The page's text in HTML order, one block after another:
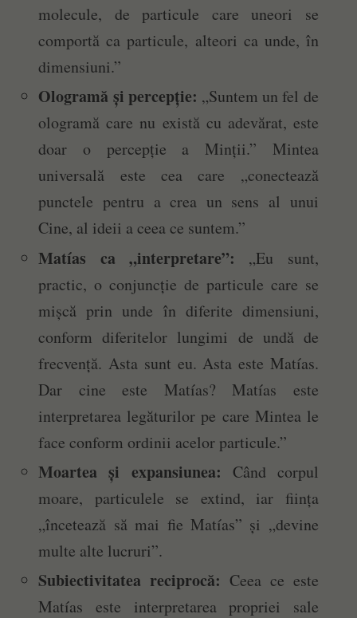
molecule, de particule care uneori se
comportă ca particule, alteori ca unde, în
dimensiuni.”
Ologramă și percepție: „Suntem un fel de
ologramă care nu există cu adevărat, este
doar o percepție a Minții.” Mintea
universală este cea care „conectează
punctele pentru a crea un sens al unui
Cine, al ideii a ceea ce suntem.”
Matías ca „interpretare”: „Eu sunt,
practic, o conjuncție de particule care se
mișcă prin unde în diferite dimensiuni,
conform diferitelor lungimi de undă de
frecvență. Asta sunt eu. Asta este Matías.
Dar cine este Matías? Matías este
interpretarea legăturilor pe care Mintea le
face conform ordinii acelor particule.”
Moartea și expansiunea: Când corpul
moare, particulele se extind, iar ființa
„încetează să mai fie Matías” și „devine
multe alte lucruri”.
Subiectivitatea reciprocă: Ceea ce este
Matías este interpretarea propriei sale